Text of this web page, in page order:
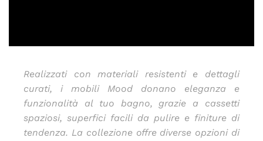
Realizzati con materiali resistenti e dettagli
curati, i mobili Mood donano eleganza e
funzionalità al tuo bagno, grazie a cassetti
spaziosi, superfici facili da pulire e finiture di
tendenza. La collezione offre diverse opzioni di